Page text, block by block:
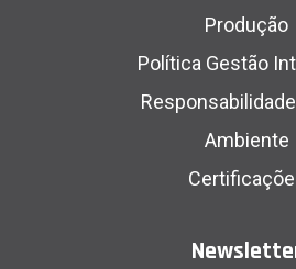
Produção
Política Gestão
Ambiente